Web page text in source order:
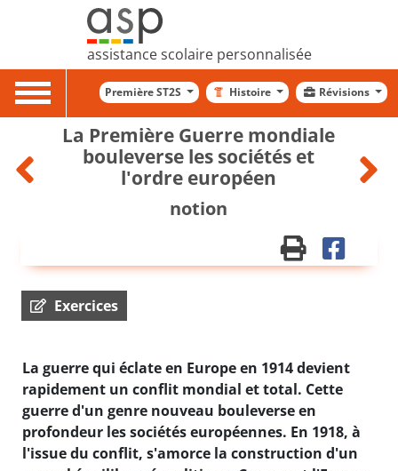
assistance scolaire personnalisée
Toggle
navigation
Première ST2S Histoire Révisions
La Première Guerre mondiale
bouleverse les sociétés et
l'ordre européen
notion
Exercices
La guerre qui éclate en Europe en 1914 devient
rapidement un conflit mondial et total. Cette
guerre d'un genre nouveau bouleverse en
profondeur les sociétés européennes. En 1918, à
l'issue du conflit, s'amorce la construction d'un